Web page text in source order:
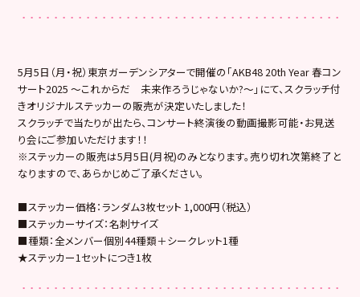
5月5日（月・祝）東京ガーデンシアターで開催の「AKB48 20th Year 春コン
サート2025 〜これからだ 未来作ろうじゃないか?〜」にて、スクラッチ付
きオリジナルステッカーの販売が決定いたしました！
スクラッチで当たりが出たら、コンサート終演後の動画撮影可能・お見送
り会にご参加いただけます！！
※ステッカーの販売は5月5日(月祝)のみとなります。売り切れ次第終了と
なりますので、あらかじめご了承ください。
■ステッカー価格：ランダム3枚セット 1,000円（税込）
■ステッカーサイズ：名刺サイズ
■種類：全メンバー個別44種類＋シークレット1種
★ステッカー1セットにつき1枚